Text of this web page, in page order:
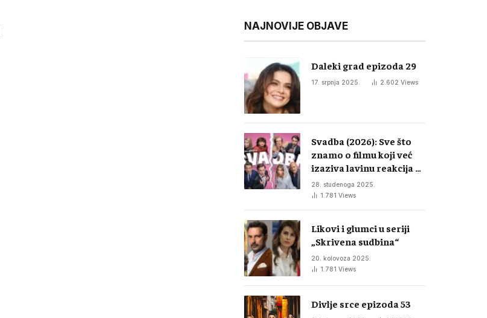
NAJNOVIJE OBJAVE
Daleki grad epizoda 29
17. srpnja 2025. 2.602 Views
Svadba (2026): Sve što
znamo o filmu koji već
izaziva lavinu reakcija u
regiji
28. studenoga 2025.
1.781 Views
Likovi i glumci u seriji
„Skrivena sudbina“
20. kolovoza 2025.
1.781 Views
Divlje srce epizoda 53